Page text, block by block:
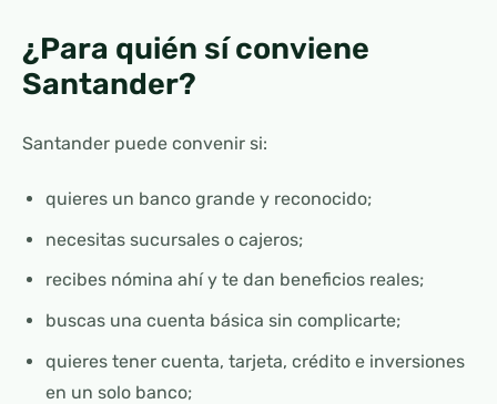
¿Para quién sí conviene
Santander?
Santander puede convenir si:
quieres un banco grande y reconocido;
necesitas sucursales o cajeros;
recibes nómina ahí y te dan beneficios reales;
buscas una cuenta básica sin complicarte;
quieres tener cuenta, tarjeta, crédito e inversiones
en un solo banco;